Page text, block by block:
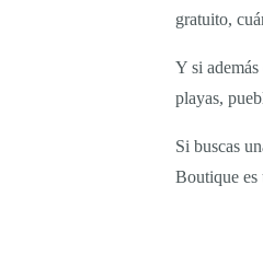
gratuito,
Y si
playas,
Si buscas
Boutique es